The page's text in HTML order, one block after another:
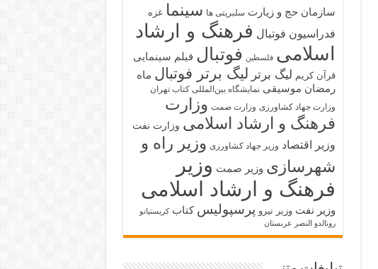
سازمان حج و زیارت سلبریتی ها سینما غزه
فدراسیون فوتبال فرهنگ و ارشاد
اسلامی فلسطین فوتبال فیلم سینمایی
قرآن کریم لیگ برتر لیگ برتر فوتبال ماه
رمضان موسیقی نمایشگاه بین‌المللی کتاب تهران
وزارت جهاد کشاورزی وزارت صمت وزارت
فرهنگ و ارشاد اسلامی وزارت نفت
وزیر اقتصاد وزیر جهاد کشاورزی وزیر راه و
شهرسازی وزیر صمت وزیر
فرهنگ و ارشاد اسلامی
وزیر نفت وزیر نیرو پرسپولیس کتاب کریستیانو
رونالدو النصر عربستان